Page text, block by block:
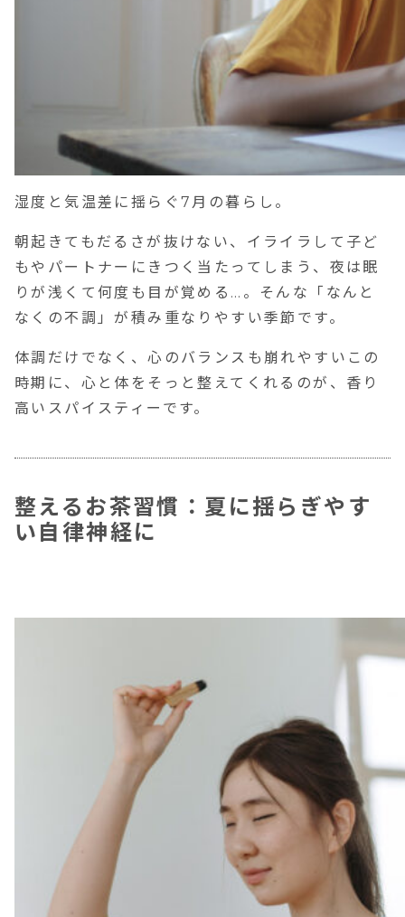
湿度と気温差に揺らぐ7月の暮らし。
朝起きてもだるさが抜けない、イライラして子ど
もやパートナーにきつく当たってしまう、夜は眠
りが浅くて何度も目が覚める…。そんな「なんと
なくの不調」が積み重なりやすい季節です。
体調だけでなく、心のバランスも崩れやすいこの
時期に、心と体をそっと整えてくれるのが、香り
高いスパイスティーです。
整えるお茶習慣：夏に揺らぎやす
い自律神経に